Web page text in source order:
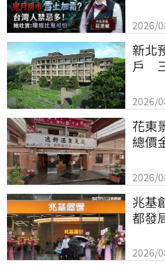
2026/
新北
戶　
2026/
花東
總價
2026/
兆基
都發
2026/